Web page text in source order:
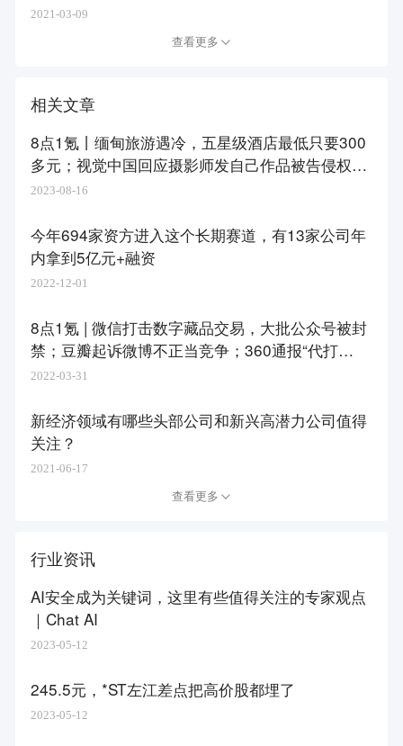
2021-03-09
查看更多
相关文章
8点1氪丨​缅甸旅游遇冷，五星级酒店最低只要300
多元；视觉中国回应摄影师发自己作品被告侵权；
腾讯表示微信视频美颜效果双方一致
2023-08-16
今年694家资方进入这个长期赛道，有13家公司年
内拿到5亿元+融资
2022-12-01
8点1氪 | 微信打击数字藏品交易，大批公众号被封
禁；豆瓣起诉微博不正当竞争；​360通报“代打
卡”员工处理
2022-03-31
新经济领域有哪些头部公司和新兴高潜力公司值得
关注？
2021-06-17
查看更多
行业资讯
AI安全成为关键词，这里有些值得关注的专家观点
｜Chat AI
2023-05-12
245.5元，*ST左江差点把高价股都埋了
2023-05-12